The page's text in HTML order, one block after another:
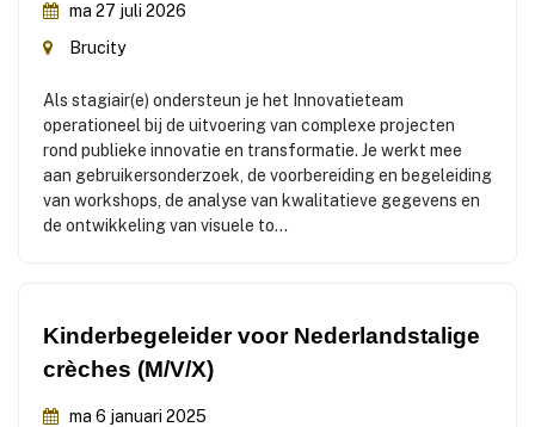
ma 27 juli 2026
Brucity
Als stagiair(e) ondersteun je het Innovatieteam
operationeel bij de uitvoering van complexe projecten
rond publieke innovatie en transformatie. Je werkt mee
aan gebruikersonderzoek, de voorbereiding en begeleiding
van workshops, de analyse van kwalitatieve gegevens en
de ontwikkeling van visuele to...
Kinderbegeleider voor Nederlandstalige
crèches (M/V/X)
ma 6 januari 2025